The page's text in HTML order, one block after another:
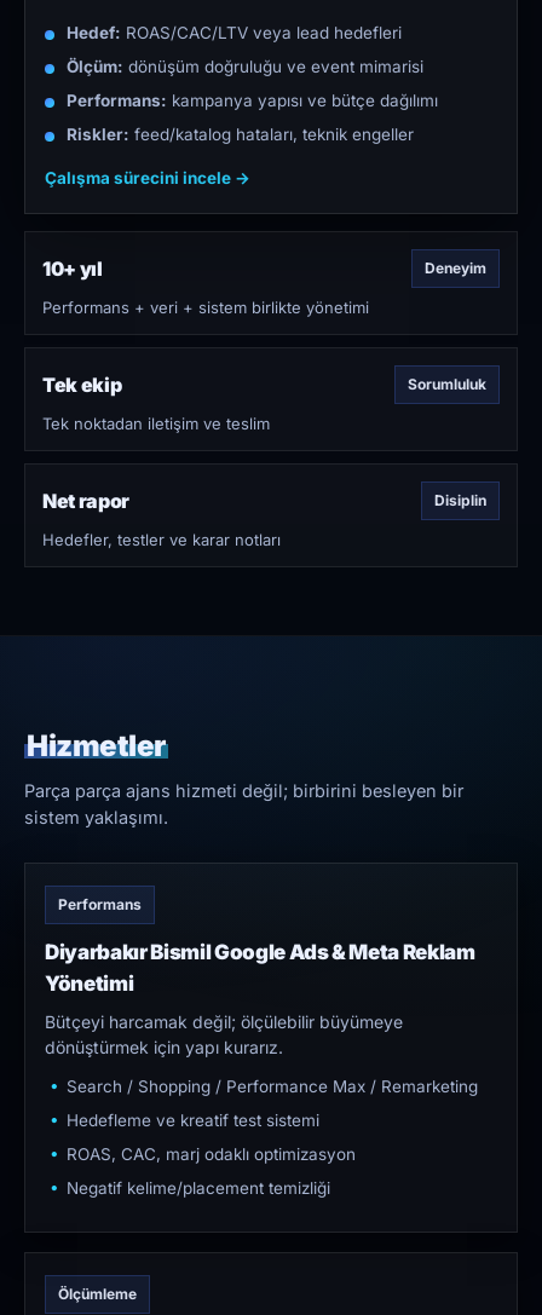
Hedef: ROAS/CAC/LTV veya lead hedefleri
Ölçüm: dönüşüm doğruluğu ve event mimarisi
Performans: kampanya yapısı ve bütçe dağılımı
Riskler: feed/katalog hataları, teknik engeller
Çalışma sürecini incele →
10+ yıl Deneyim
Performans + veri + sistem birlikte yönetimi
Tek ekip Sorumluluk
Tek noktadan iletişim ve teslim
Net rapor Disiplin
Hedefler, testler ve karar notları
Hizmetler
Parça parça ajans hizmeti değil; birbirini besleyen bir
sistem yaklaşımı.
Performans
Diyarbakır Bismil Google Ads & Meta Reklam
Yönetimi
Bütçeyi harcamak değil; ölçülebilir büyümeye
dönüştürmek için yapı kurarız.
Search / Shopping / Performance Max / Remarketing
Hedefleme ve kreatif test sistemi
ROAS, CAC, marj odaklı optimizasyon
Negatif kelime/placement temizliği
Ölçümleme